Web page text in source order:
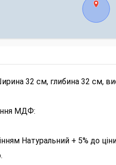
32 см, глибина 32 см,
МДФ:
Натуральний + 5% до